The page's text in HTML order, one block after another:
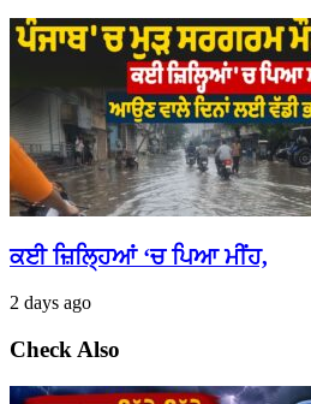
ਕਈ ਜ਼ਿਲ੍ਹਿਆਂ ‘ਚ ਪਿਆ ਮੀਂਹ,
2 days ago
Check Also